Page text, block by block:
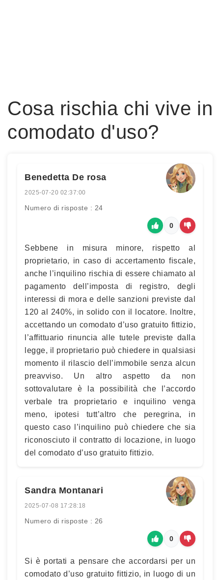
Cosa rischia chi vive in
comodato d'uso?
Benedetta De rosa
2025-07-20 02:37:00
Numero di risposte : 24
0
Sebbene in misura minore, rispetto al
proprietario, in caso di accertamento fiscale,
anche l’inquilino rischia di essere chiamato al
pagamento dell’imposta di registro, degli
interessi di mora e delle sanzioni previste dal
120 al 240%, in solido con il locatore. Inoltre,
accettando un comodato d’uso gratuito fittizio,
l’affittuario rinuncia alle tutele previste dalla
legge, il proprietario può chiedere in qualsiasi
momento il rilascio dell’immobile senza alcun
preavviso. Un altro aspetto da non
sottovalutare è la possibilità che l’accordo
verbale tra proprietario e inquilino venga
meno, ipotesi tutt’altro che peregrina, in
questo caso l’inquilino può chiedere che sia
riconosciuto il contratto di locazione, in luogo
del comodato d’uso gratuito fittizio.
Sandra Montanari
2025-07-08 17:28:18
Numero di risposte : 26
0
Si è portati a pensare che accordarsi per un
comodato d’uso gratuito fittizio, in luogo di un